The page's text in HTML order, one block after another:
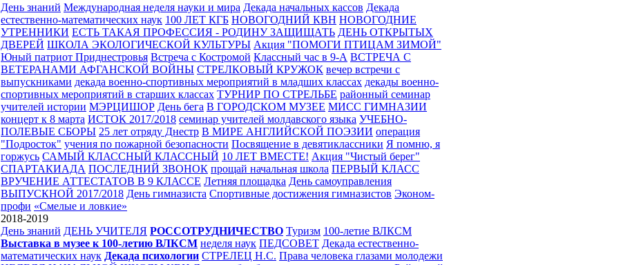
День знаний Международная неделя науки и мира Декада начальных кассов Декада
естественно-математических наук 100 ЛЕТ КГБ НОВОГОДНИЙ КВН НОВОГОДНИЕ
УТРЕННИКИ ЕСТЬ ТАКАЯ ПРОФЕССИЯ - РОДИНУ ЗАЩИЩАТЬ ДЕНЬ ОТКРЫТЫХ
ДВЕРЕЙ ШКОЛА ЭКОЛОГИЧЕСКОЙ КУЛЬТУРЫ Акция "ПОМОГИ ПТИЦАМ ЗИМОЙ"
Юный патриот Приднестровья Встреча с Костромой Классный час в 9-А ВСТРЕЧА С
ВЕТЕРАНАМИ АФГАНСКОЙ ВОЙНЫ СТРЕЛКОВЫЙ КРУЖОК вечер встречи с
выпускниками декада военно-спортивных мероприятий в младших классах декады военно-
спортивных мероприятий в старших классах ТУРНИР ПО СТРЕЛЬБЕ районный семинар
учителей истории МЭРЦИШОР День бега В ГОРОДСКОМ МУЗЕЕ МИСС ГИМНАЗИИ
концерт к 8 марта ИСТОК 2017/2018 семинар учителей молдавского языка УЧЕБНО-
ПОЛЕВЫЕ СБОРЫ 25 лет отряду Днестр В МИРЕ АНГЛИЙСКОЙ ПОЭЗИИ операция
"Подросток" учения по пожарной безопасности Посвящение в девятиклассники Я помню, я
горжусь САМЫЙ КЛАССНЫЙ КЛАССНЫЙ 10 ЛЕТ ВМЕСТЕ! Акция "Чистый берег"
СПАРТАКИАДА ПОСЛЕДНИЙ ЗВОНОК прощай начальная школа ПЕРВЫЙ КЛАСС
ВРУЧЕНИЕ АТТЕСТАТОВ В 9 КЛАССЕ Летняя площадка День самоуправления
ВЫПУСКНОЙ 2017/2018 День гимназиста Спортивные достижения гимназистов Эконом-
профи «Смелые и ловкие»
2018-2019
День знаний ДЕНЬ УЧИТЕЛЯ РОССОТРУДНИЧЕСТВО Туризм 100-летие ВЛКСМ
Выставка в музее к 100-летию ВЛКСМ неделя наук ПЕДСОВЕТ Декада естественно-
математических наук Декада психологии СТРЕЛЕЦ Н.С. Права человека глазами молодежи